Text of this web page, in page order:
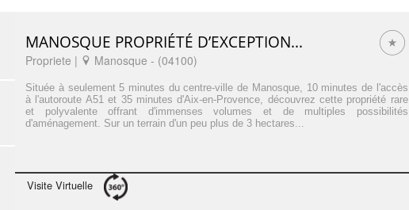
MANOSQUE PROPRIÉTÉ D’EXCEPTION...
Propriete | Manosque - (04100)
Située à seulement 5 minutes du centre-ville de Manosque, 10 minutes de l'accès
à l'autoroute A51 et 35 minutes d'Aix-en-Provence, découvrez cette propriété rare
et polyvalente offrant d'immenses volumes et de multiples possibilités
d'aménagement. Sur un terrain d'un peu plus de 3 hectares...
Visite Virtuelle